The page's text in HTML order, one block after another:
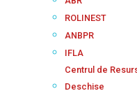
ROLINEST
ANBPR
IFLA
Centrul de
Deschise